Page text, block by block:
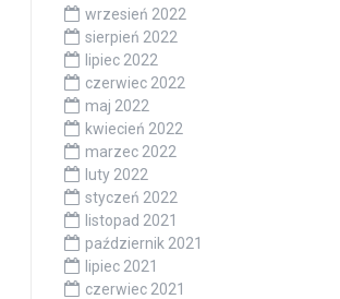
wrzesień 2022
sierpień 2022
lipiec 2022
czerwiec 2022
maj 2022
kwiecień 2022
marzec 2022
luty 2022
styczeń 2022
listopad 2021
październik 2021
lipiec 2021
czerwiec 2021